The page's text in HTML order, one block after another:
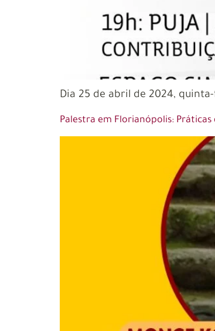
Dia 25 de abril de 2024,
Palestra em Florianópolis: